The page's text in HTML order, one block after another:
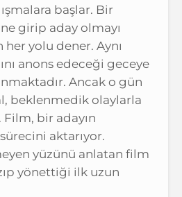
başlar. Bir
girip aday olmayı
yolu dener. Aynı
anons edeceği geceye
Ancak o gün
beklenmedik olaylarla
Film, bir adayın
aktarıyor.
yüzünü anlatan film
yönettiği ilk uzun